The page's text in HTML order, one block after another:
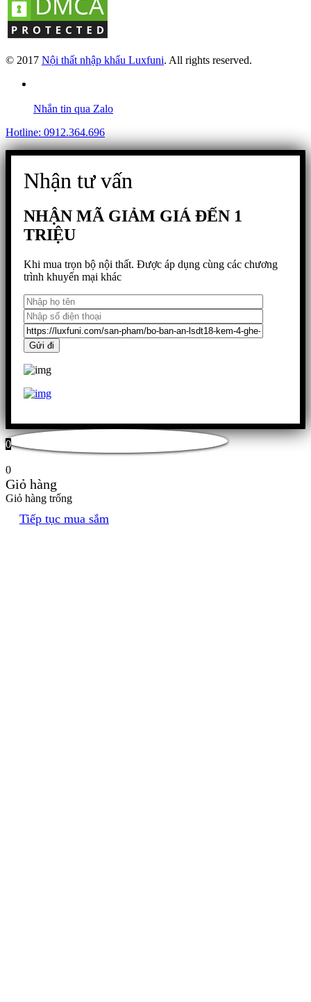
© 2017 Nội thất nhập khẩu Luxfuni. All rights reserved.
Nhắn tin qua Zalo
Hotline: 0912.364.696
Nhận tư vấn
NHẬN MÃ GIẢM GIÁ ĐẾN 1
TRIỆU
Khi mua trọn bộ nội thất. Được áp dụng cùng các chương
trình khuyến mại khác
0
0
Giỏ hàng
Giỏ hàng trống
Tiếp tục mua sắm